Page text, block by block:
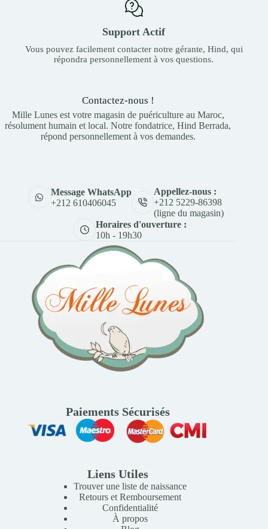
Support Actif
Vous pouvez facilement contacter notre gérante, Hind, qui
répondra personnellement à vos questions.
Contactez-nous !
Mille Lunes est votre magasin de puériculture au Maroc,
résolument humain et local. Notre fondatrice, Hind Berrada,
répond personnellement à vos demandes.
Message WhatsApp
+212 610406045
Appellez-nous :
+212 5229-86398
(ligne du magasin)
Horaires d'ouverture :
10h - 19h30
Paiements Sécurisés
Liens Utiles
Trouver une liste de naissance
Retours et Remboursement
Confidentialité
À propos